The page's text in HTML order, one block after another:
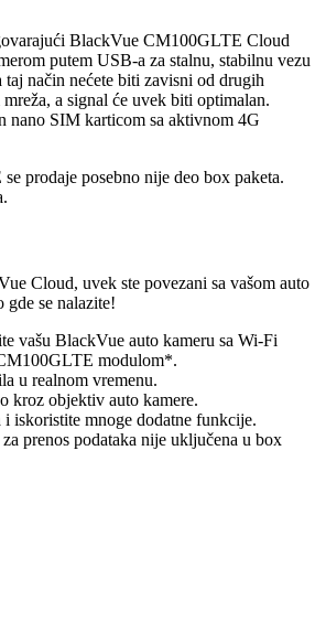
BlackVue CM100GLTE Cloud
putem USB-a za stalnu, stabilnu vezu
način nećete biti zavisni od drugih
a signal će uvek biti optimalan.
nano SIM karticom sa aktivnom 4G
prodaje posebno nije deo box paketa.
Cloud, uvek ste povezani sa vašom auto
gde se nalazite!
vašu BlackVue auto kameru sa Wi-Fi
modulom*.
u realnom vremenu.
kroz objektiv auto kamere.
i iskoristite mnoge dodatne funkcije.
prenos podataka nije uključena u box